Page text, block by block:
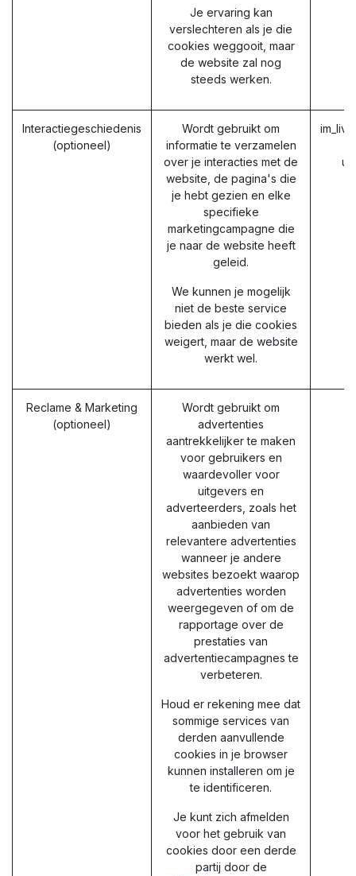
Je ervaring kan
verslechteren als je die
cookies weggooit, maar
de website zal nog
steeds werken.
Interactiegeschiedenis
(optioneel)
Wordt gebruikt om
informatie te verzamelen
over je interacties met de
website, de pagina's die
je hebt gezien en elke
specifieke
marketingcampagne die
je naar de website heeft
geleid.
We kunnen je mogelijk
niet de beste service
bieden als je die cookies
weigert, maar de website
werkt wel.
Reclame & Marketing
(optioneel)
Wordt gebruikt om
advertenties
aantrekkelijker te maken
voor gebruikers en
waardevoller voor
uitgevers en
adverteerders, zoals het
aanbieden van
relevantere advertenties
wanneer je andere
websites bezoekt waarop
advertenties worden
weergegeven of om de
rapportage over de
prestaties van
advertentiecampagnes te
verbeteren.
Houd er rekening mee dat
sommige services van
derden aanvullende
cookies in je browser
kunnen installeren om je
te identificeren.
Je kunt zich afmelden
voor het gebruik van
cookies door een derde
partij door de